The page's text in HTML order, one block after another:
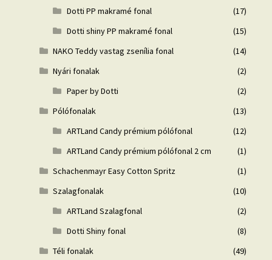
Dotti PP makramé fonal
(17)
Dotti shiny PP makramé fonal
(15)
NAKO Teddy vastag zsenília fonal
(14)
Nyári fonalak
(2)
Paper by Dotti
(2)
Pólófonalak
(13)
ARTLand Candy prémium pólófonal
(12)
ARTLand Candy prémium pólófonal 2 cm
(1)
Schachenmayr Easy Cotton Spritz
(1)
Szalagfonalak
(10)
ARTLand Szalagfonal
(2)
Dotti Shiny fonal
(8)
Téli fonalak
(49)